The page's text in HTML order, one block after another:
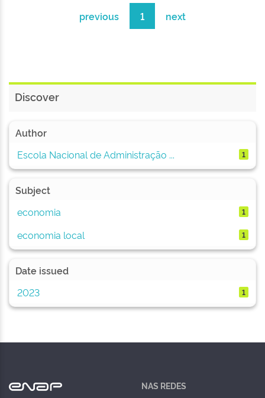
previous 1 next
Discover
Author
Escola Nacional de Administração ...
1
Subject
economia
1
economia local 1
Date issued
2023
1
NAS REDES